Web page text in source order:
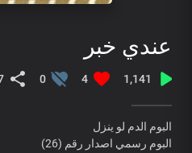
عندي خبر
1,141
4
0
البوم الدم لو ينزل
البوم رسمي اصدار رقم (26)